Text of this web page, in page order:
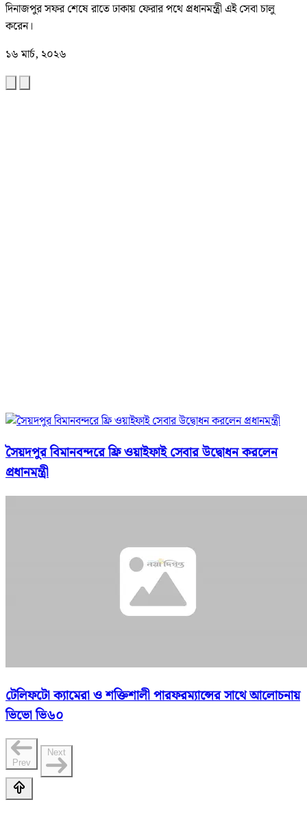
দিনাজপুর সফর শেষে রাতে ঢাকায় ফেরার পথে প্রধানমন্ত্রী এই সেবা চালু
করেন।
১৬ মার্চ, ২০২৬
সৈয়দপুর বিমানবন্দরে ফ্রি ওয়াইফাই সেবার উদ্বোধন করলেন
প্রধানমন্ত্রী
টেলিফটো ক্যামেরা ও শক্তিশালী পারফরম্যান্সের সাথে আলোচনায়
ভিভো ভি৬০
Prev